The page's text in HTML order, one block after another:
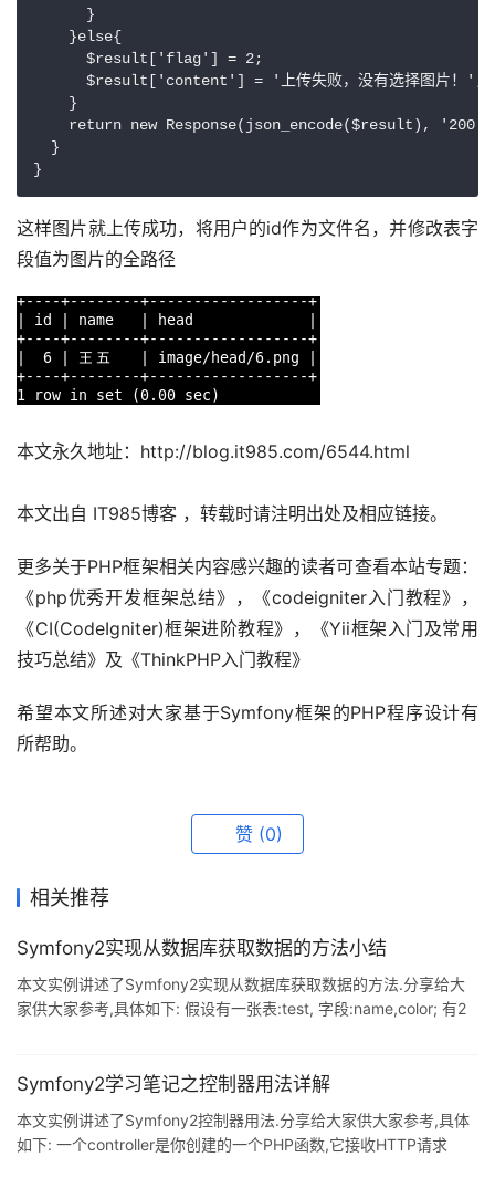
      }
    }else{
      $result['flag'] = 2;
      $result['content'] = '上传失败，没有选择图片！';
    }
return new Response(json_encode($result),
  }
这样图片就上传成功，将用户的id作为文件名，并修改表字
段值为图片的全路径
本文永久地址：http://blog.it985.com/6544.html
本文出自 IT985博客 ，转载时请注明出处及相应链接。
更多关于PHP框架相关内容感兴趣的读者可查看本站专题：
《php优秀开发框架总结》，《codeigniter入门教程》，
《CI(CodeIgniter)框架进阶教程》，《Yii框架入门及常用
技巧总结》及《ThinkPHP入门教程》
希望本文所述对大家基于Symfony框架的PHP程序设计有
所帮助。
赞 (0)
相关推荐
Symfony2实现从数据库获取数据的方法小结
本文实例讲述了Symfony2实现从数据库获取数据的方法.分享给大
家供大家参考,具体如下: 假设有一张表:test, 字段:name,color; 有2
name, color FROM test"); echo '<pre>'; print
Symfony2学习笔记之控制器用法详解
本文实例讲述了Symfony2控制器用法.分享给大家供大家参考,具体
如下: 一个controller是你创建的一个PHP函数,它接收HTTP请求